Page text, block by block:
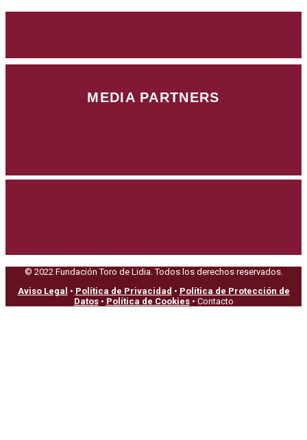
MEDIA PARTNERS
© 2022 Fundación Toro de Lidia. Todos los derechos reservados.
Aviso Legal • Política de Privacidad • Política de Protección de
Datos• Política de Cookies• Contacto